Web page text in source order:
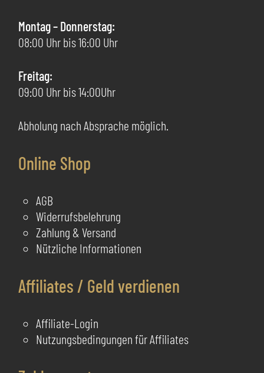
Montag – Donnerstag:
08:00 Uhr bis 16:00 Uhr
Freitag:
09:00 Uhr bis 14:00Uhr
Abholung nach Absprache möglich.
Online Shop
AGB
Widerrufsbelehrung
Zahlung & Versand
Nützliche Informationen
Affiliates / Geld verdienen
Affiliate-Login
Nutzungsbedingungen für Affiliates